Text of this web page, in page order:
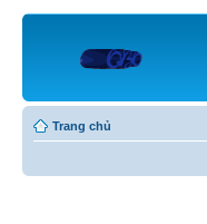
Trang chủ